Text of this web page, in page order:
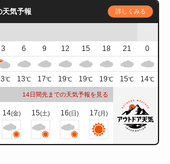
天気予報 詳しくみる
3 6 9 12 15 18 21
0
℃ 13℃ 17℃ 19℃ 19℃ 19℃ 15℃ 14℃
14日間先までの天気予報を見る
14(金) 15(土) 16(日) 17(月)